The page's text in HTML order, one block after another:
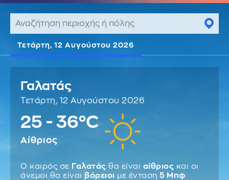
Τετάρτη, 12 Αυγούστου 2026
Γαλατάς
Τετάρτη, 12 Αυγούστου 2026
25 - 36°C
Αίθριος
Ο καιρός σε Γαλατάς θα είναι αίθριος και οι
άνεμοι θα είναι βόρειοι με ένταση 5 Μπφ